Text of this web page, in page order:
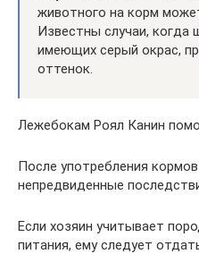
животного на корм
Известны случаи, когда
имеющих серый окрас,
оттенок.
Лежебокам Роял Канин
После употребления
непредвиденные
Если хозяин учитывает
питания, ему следует